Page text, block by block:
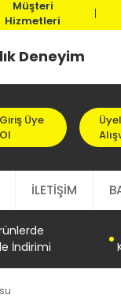
Müşteri
Hizmetleri
Deneyim
Giriş Üye
Ol
İLETİŞİM
İndirimi